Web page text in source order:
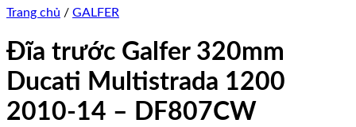
Trang chủ / GALFER
Đĩa trước Galfer 320mm
Ducati Multistrada 1200
2010-14 – DF807CW